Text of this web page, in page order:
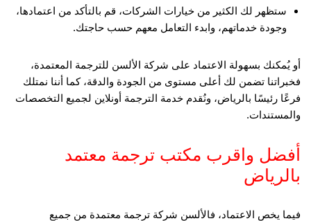
ستظهر لك الكثير من خيارات الشركات، قم بالتأكد من اعتمادها،
وجودة خدماتهم، وابدء التعامل معهم حسب حاجتك.
أو يُمكنك بسهولة الاعتماد على شركة الألسن للترجمة المعتمدة،
فخبراتنا تضمن لك أعلى مستوى من الجودة والدقة، كما أننا نمتلك
فرعًا رئيسًا بالرياض، ونُقدم خدمة الترجمة أونلاين لجميع التخصصات
والمستندات.
أفضل واقرب مكتب ترجمة معتمد
بالرياض
فيما يخص الاعتماد، فالألسن شركة ترجمة معتمدة من جميع